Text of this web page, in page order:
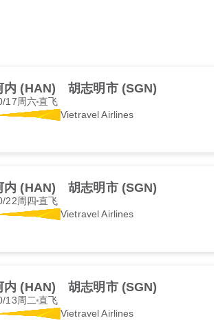
内 (HAN) 胡志明市 (SGN)
17周六直飞
Vietravel Airlines
内 (HAN) 胡志明市 (SGN)
22周四 直飞
Vietravel Airlines
内 (HAN) 胡志明市 (SGN)
13周二 直飞
Vietravel Airlines